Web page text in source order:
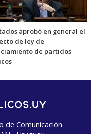
aprobó en general el
de ley de
de partidos
de Comunicación